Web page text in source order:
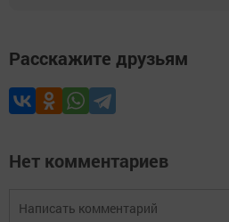
Расскажите друзьям
Нет комментариев